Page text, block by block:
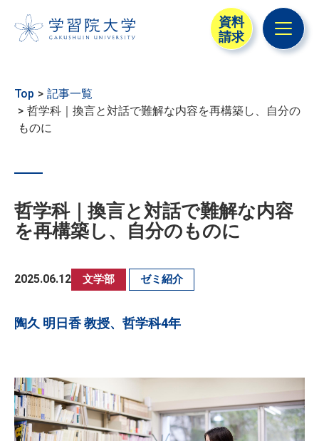
メニ
資料
請求
Top
記事一覧
哲学科｜換言と対話で難解な内容を再構築し、自分の
ものに
哲学科｜換言と対話で難解な内容
を再構築し、自分のものに
2025.06.12 文学部 ゼミ紹介
陶久 明日香 教授、哲学科4年